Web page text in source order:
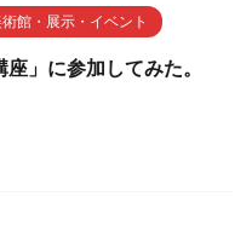
館・展示・イベント
」に参加してみた。